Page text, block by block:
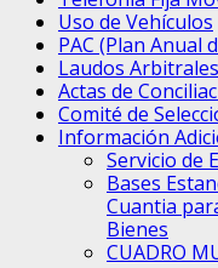
Uso de Vehículos
PAC (Plan Anual
Laudos Arbitrales
Actas de
Comité de
Información
Servicio de
Bases
Cuantia
Bienes
CUADRO